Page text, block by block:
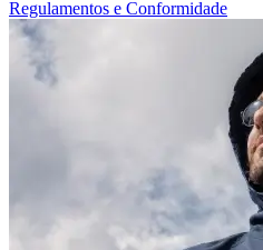
Regulamentos e Conformidade